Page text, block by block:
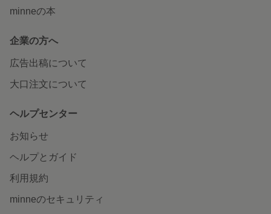
minneの本
企業の方へ
広告出稿について
大口注文について
ヘルプセンター
お知らせ
ヘルプとガイド
利用規約
minneのセキュリティ